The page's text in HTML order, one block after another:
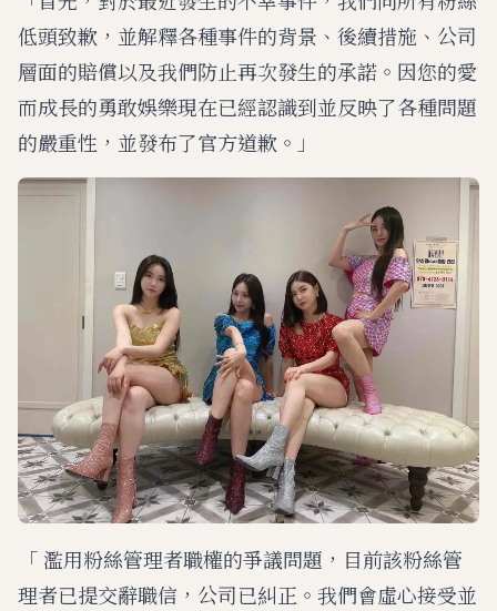
低頭致歉，並解釋各種事件的背景、後續措施、公司
層面的賠償以及我們防止再次發生的承諾。因您的愛
而成長的勇敢娛樂現在已經認識到並反映了各種問題
的嚴重性，並發布了官方道歉。」
「 濫用粉絲管理者職權的爭議問題，目前該粉絲管
理者已提交辭職信，公司已糾正。我們會虛心接受並